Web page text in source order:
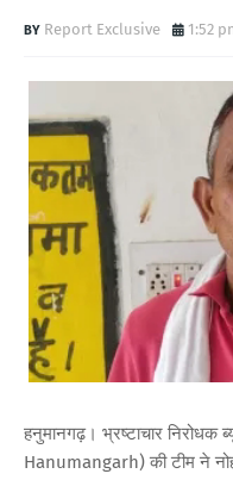
Report Exclusive 1:52
हनुमानगढ़। भ्रष्टाचार निरोधक
Hanumangarh) की टीम ने